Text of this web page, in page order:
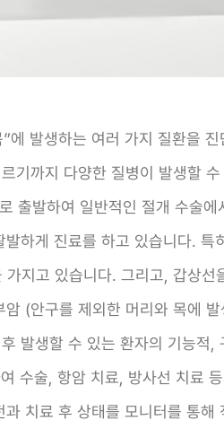
발생하는 여러 가지 질환을
기까지 다양한 질병이 발생할
발하여 일반적인 절개 수술
하게 진료를 하고 있습니다.
지고 있습니다. 그리고, 갑상
(안구를 제외한 머리와 목에
발생할 수 있는 환자의 기능적
수술, 항암 치료, 방사선 치료
치료 후 상태를 모니터를 통